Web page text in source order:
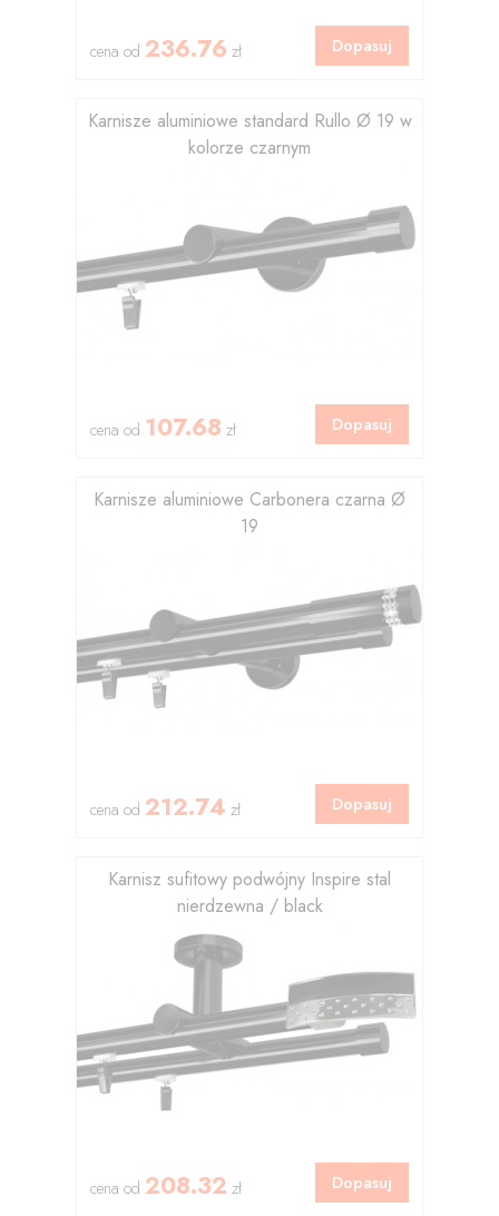
cena od 236.76 zł Dopasuj
Karnisze aluminiowe standard Rullo Ø 19 w
kolorze czarnym
cena od 107.68 zł Dopasuj
Karnisze aluminiowe Carbonera czarna Ø
19
cena od 212.74 zł Dopasuj
Karnisz sufitowy podwójny Inspire stal
nierdzewna / black
cena od 208.32 zł Dopasuj